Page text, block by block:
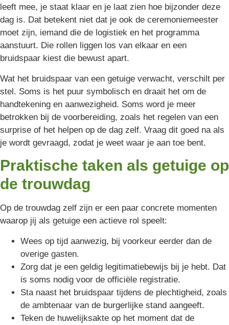
leeft mee, je staat klaar en je laat zien hoe bijzonder deze
dag is. Dat betekent niet dat je ook de ceremoniemeester
moet zijn, iemand die de logistiek en het programma
aanstuurt. Die rollen liggen los van elkaar en een
bruidspaar kiest die bewust apart.
Wat het bruidspaar van een getuige verwacht, verschilt per
stel. Soms is het puur symbolisch en draait het om de
handtekening en aanwezigheid. Soms word je meer
betrokken bij de voorbereiding, zoals het regelen van een
surprise of het helpen op de dag zelf. Vraag dit goed na als
je wordt gevraagd, zodat je weet waar je aan toe bent.
Praktische taken als getuige op
de trouwdag
Op de trouwdag zelf zijn er een paar concrete momenten
waarop jij als getuige een actieve rol speelt:
Wees op tijd aanwezig, bij voorkeur eerder dan de
overige gasten.
Zorg dat je een geldig legitimatiebewijs bij je hebt. Dat
is soms nodig voor de officiële registratie.
Sta naast het bruidspaar tijdens de plechtigheid, zoals
de ambtenaar van de burgerlijke stand aangeeft.
Teken de huwelijksakte op het moment dat de